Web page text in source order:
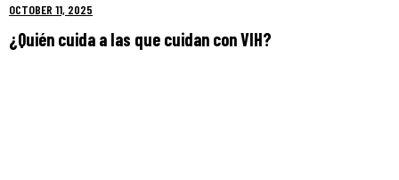
OCTOBER 11, 2025
¿Quién cuida a las que cuidan con VIH?